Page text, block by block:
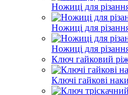
Ножиці для
Ножиці для
Ножиці для
Ключ гайковий
Ключі гайкові